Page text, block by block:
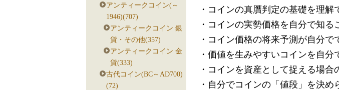
・コインの真贋判定の基礎を理解
・コインの実勢価格を自分で知る
・コイン価格の将来予測が自分で
・価値を生みやすいコインを自分
・コインを資産として捉える場
・自分でコインの「値段」を決
アンティークコイン(～
1946)(707)
アンティークコイン 銀
貨・その他(357)
アンティークコイン 金
貨(333)
古代コイン(BC～AD700)
(72)